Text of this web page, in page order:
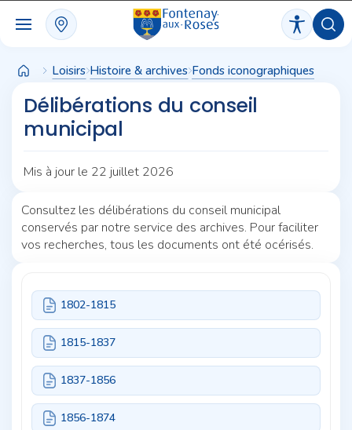
Loisirs Histoire & archives Fonds iconographiques
Délibérations du conseil
municipal
Mis à jour le 22 juillet 2026
Consultez les délibérations du conseil municipal
conservés par notre service des archives. Pour faciliter
vos recherches, tous les documents ont été océrisés.
1802-1815
1815-1837
1837-1856
1856-1874
Panneau de gestion des cookies